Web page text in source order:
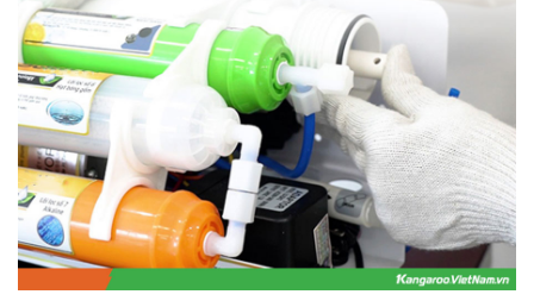
NƯỚC
NÓNG
LẠNH
KANGAROO
CÂY
NƯỚC
NÓNG
LẠNH
KANGAROO
LÕI
LỌC
NƯỚC
KANGAROO